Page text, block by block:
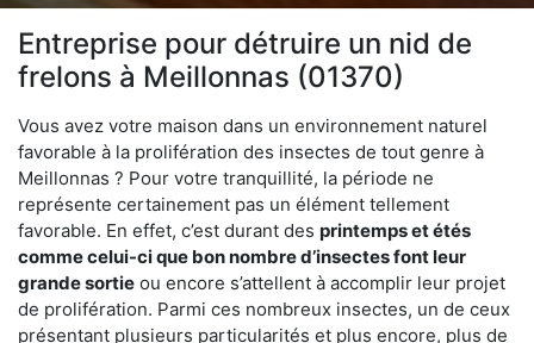
Entreprise pour détruire un nid de
frelons à Meillonnas (01370)
Vous avez votre maison dans un environnement naturel
favorable à la prolifération des insectes de tout genre à
Meillonnas ? Pour votre tranquillité, la période ne
représente certainement pas un élément tellement
favorable. En effet, c’est durant des printemps et étés
comme celui-ci que bon nombre d’insectes font leur
grande sortie ou encore s’attellent à accomplir leur projet
de prolifération. Parmi ces nombreux insectes, un de ceux
présentant plusieurs particularités et plus encore, plus de